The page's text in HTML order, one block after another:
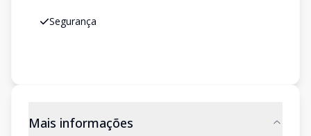
Segurança
Mais informações